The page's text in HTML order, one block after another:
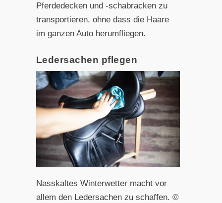
Pferdedecken und -schabracken zu
transportieren, ohne dass die Haare
im ganzen Auto herumfliegen.
Ledersachen pflegen
Nasskaltes Winterwetter macht vor
allem den Ledersachen zu schaffen. ©